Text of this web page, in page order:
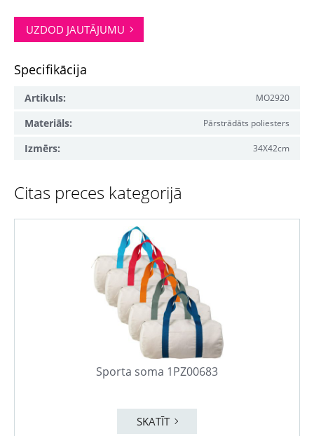
UZDOD JAUTĀJUMU
Specifikācija
Artikuls: MO2920
Materiāls: Pārstrādāts poliesters
Izmērs: 34X42cm
Citas preces kategorijā
Sporta soma 1PZ00683
SKATĪT